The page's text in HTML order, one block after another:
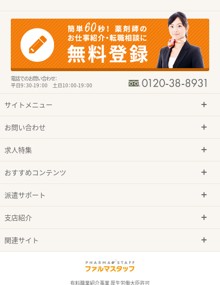
電話でのお問い合わせ：
平日9：30-19：00 土日10：00-19：00
サイトメニュー
お問い合わせ
求人特集
おすすめコンテンツ
派遣サポート
支店紹介
関連サイト
有料職業紹介事業 厚生労働大臣許可